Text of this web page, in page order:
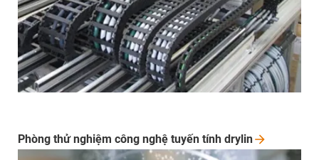
Phòng thử nghiệm công nghệ tuyến tính drylin